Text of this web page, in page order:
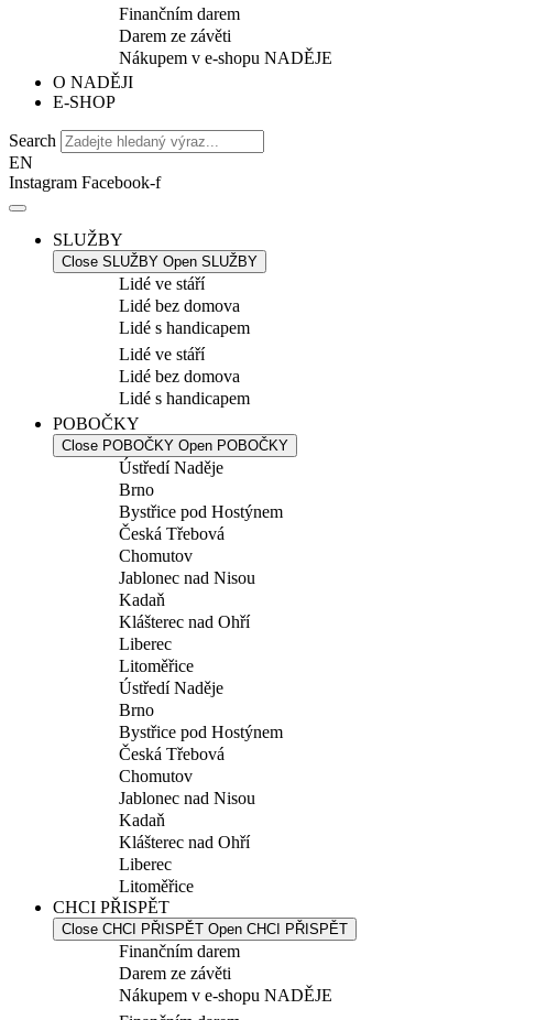
Finančním darem
Darem ze závěti
Nákupem v e-shopu NADĚJE
O NADĚJI
E-SHOP
Search
EN
Instagram Facebook-f
SLUŽBY
Close SLUŽBY Open SLUŽBY
Lidé ve stáří
Lidé bez domova
Lidé s handicapem
Lidé ve stáří
Lidé bez domova
Lidé s handicapem
POBOČKY
Close POBOČKY Open POBOČKY
Ústředí Naděje
Brno
Bystřice pod Hostýnem
Česká Třebová
Chomutov
Jablonec nad Nisou
Kadaň
Klášterec nad Ohří
Liberec
Litoměřice
Ústředí Naděje
Brno
Bystřice pod Hostýnem
Česká Třebová
Chomutov
Jablonec nad Nisou
Kadaň
Klášterec nad Ohří
Liberec
Litoměřice
CHCI PŘISPĚT
Close CHCI PŘISPĚT Open CHCI PŘISPĚT
Finančním darem
Darem ze závěti
Nákupem v e-shopu NADĚJE